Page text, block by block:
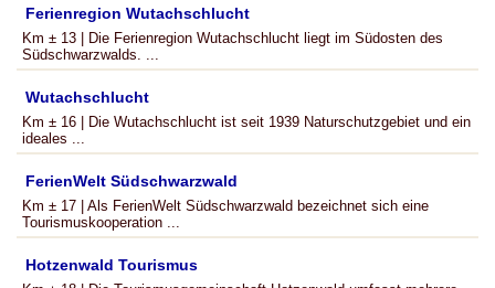
Ferienregion Wutachschlucht
Km ± 13 | Die Ferienregion Wutachschlucht liegt im Südosten des
Südschwarzwalds. ...
Wutachschlucht
Km ± 16 | Die Wutachschlucht ist seit 1939 Naturschutzgebiet und ein
ideales ...
FerienWelt Südschwarzwald
Km ± 17 | Als FerienWelt Südschwarzwald bezeichnet sich eine
Tourismuskooperation ...
Hotzenwald Tourismus